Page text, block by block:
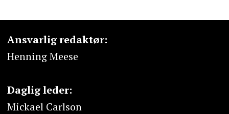
Ansvarlig redaktør:
Henning Meese
Daglig leder:
Mickael Carlson